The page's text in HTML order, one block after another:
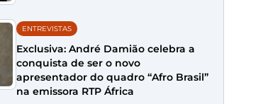
ENTREVISTAS
Exclusiva: André Damião celebra a
conquista de ser o novo
apresentador do quadro “Afro Brasil”
na emissora RTP África